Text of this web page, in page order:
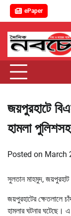
ePaper
content
জয়পুরহাটে
হামলা
Posted on March
সুলতান মাহমুদ, জয়পুরহাট
জয়পুরহাটের ক্ষেতলালে
হামলার ঘটনার